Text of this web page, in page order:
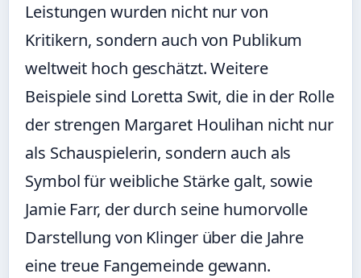
Leistungen wurden nicht nur von
Kritikern, sondern auch von Publikum
weltweit hoch geschätzt. Weitere
Beispiele sind Loretta Swit, die in der Rolle
der strengen Margaret Houlihan nicht nur
als Schauspielerin, sondern auch als
Symbol für weibliche Stärke galt, sowie
Jamie Farr, der durch seine humorvolle
Darstellung von Klinger über die Jahre
eine treue Fangemeinde gewann.